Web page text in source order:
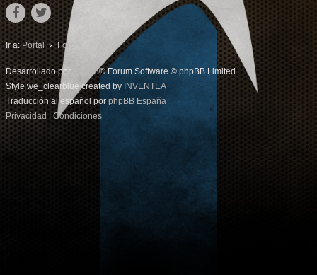
Ir a: Portal Foro
Desarrollado por phpBB® Forum Software © phpBB Limited
Style we_clearblue created by INVENTEA
Traducción al español por phpBB España
Privacidad |Condiciones